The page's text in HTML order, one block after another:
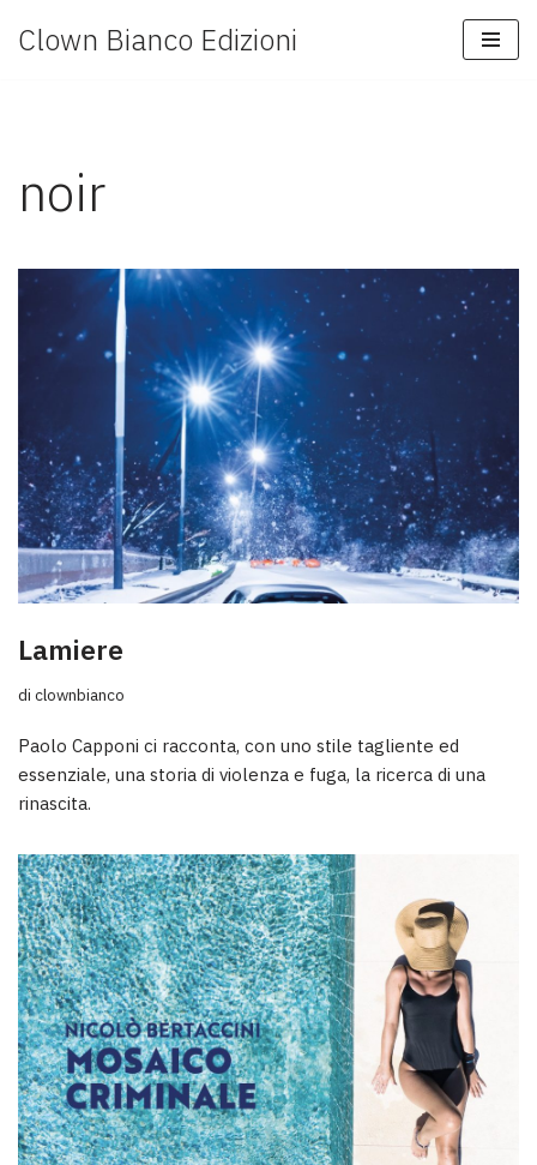
Clown Bianco Edizioni
noir
Lamiere
di clownbianco
Paolo Capponi ci racconta, con uno stile tagliente ed
essenziale, una storia di violenza e fuga, la ricerca di una
rinascita.